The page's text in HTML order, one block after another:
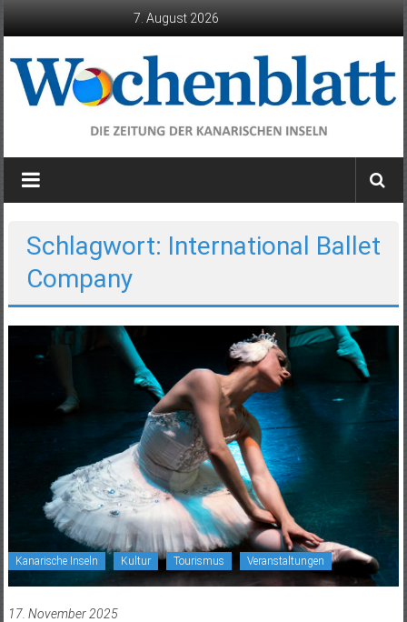
7. August 2026
Wochenblatt
die
Kanarischen
Inseln
Schlagwort: International Ballet
Company
Kanarische Inseln Kultur Tourismus Veranstaltungen
17. November 2025